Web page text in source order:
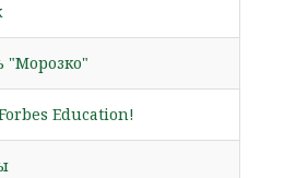
"Морозко"
Education!